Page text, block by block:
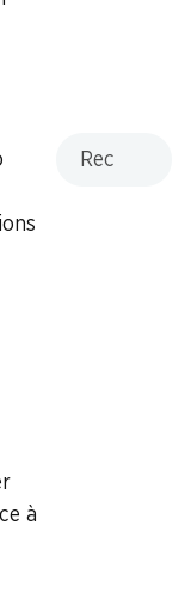
à
08:30 - 18:30
la carte